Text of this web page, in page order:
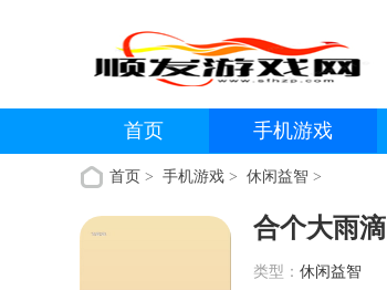
首页 手机游戏
首页 > 手机游戏 > 休闲益智 >
合个大雨滴
类型： 休闲益智